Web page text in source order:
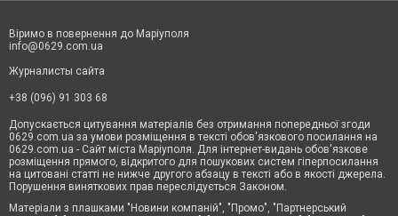
Віримо в повернення до Маріуполя
info@0629.com.ua
Журналисты сайта
+38 (096) 91 303 68
Допускається цитування матеріалів без отримання попередньої згоди
0629.com.ua за умови розміщення в тексті обов'язкового посилання на
0629.com.ua - Сайт міста Маріуполя. Для інтернет-видань обов'язкове
розміщення прямого, відкритого для пошукових систем гіперпосилання
на цитовані статті не нижче другого абзацу в тексті або в якості джерела.
Порушення виняткових прав переслідується Законом.
Матеріали з плашками "Новини компаній", "Промо", "Партнерський